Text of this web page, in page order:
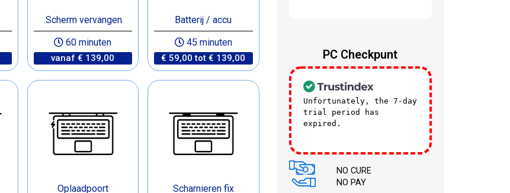
.Scherm vervangen
60 minuten
vanaf € 139,00
Batterij / accu
45 minuten
€ 59,00 tot € 139,00
Oplaadpoort
Scharnieren fix
PC Checkpunt
Unfortunately, the 7-day
trial period has
expired.
NO CURE
NO PAY